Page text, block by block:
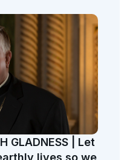
GLADNESS | Let
lives so we